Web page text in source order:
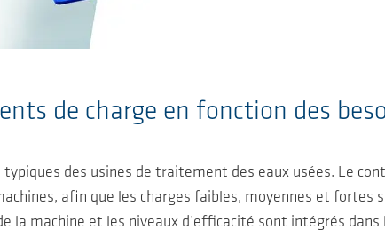
de charge en fonction des
des usines de traitement des eaux usées. Le
afin que les charges faibles, moyennes et
la machine et les niveaux d’efficacité sont intégrés